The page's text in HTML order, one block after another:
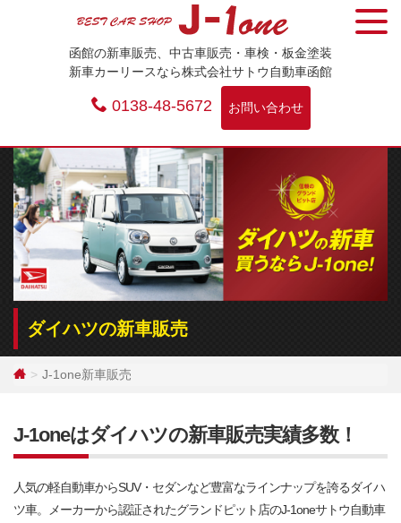
函館の新車販売、中古車販売・車検・板金塗装
新車カーリースなら株式会社サトウ自動車函館
0138-48-5672 お問い合わせ
ダイハツの新車販売
J-1one新車販売
J-1oneはダイハツの新車販売実績多数！
人気の軽自動車からSUV・セダンなど豊富なラインナップを誇るダイハ
ツ車。メーカーから認証されたグランドピット店のJ-1oneサトウ自動車